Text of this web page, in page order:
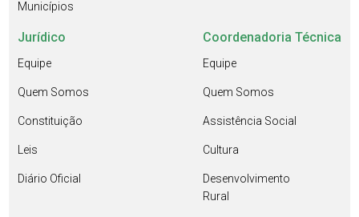
Municípios
Jurídico
Equipe
Quem Somos
Constituição
Leis
Diário Oficial
Coordenadoria Técnica
Equipe
Quem Somos
Assistência Social
Cultura
Desenvolvimento
Rural